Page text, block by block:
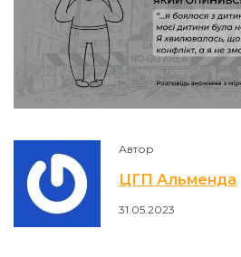
Автор
ЦГП Альменда
31.05.2023